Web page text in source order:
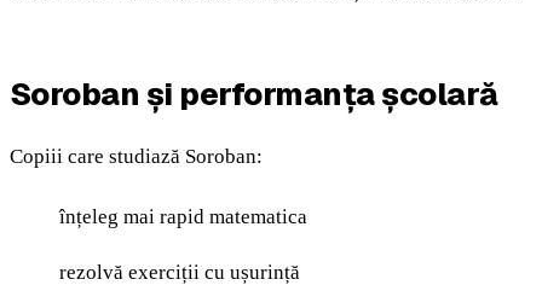
Soroban și performanța școlară
Copiii care studiază Soroban:
înțeleg mai rapid matematica
rezolvă exerciții cu ușurință